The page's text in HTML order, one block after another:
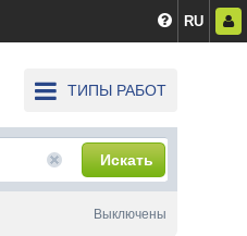
RU
ТИПЫ РАБОТ
Искать
Выключены